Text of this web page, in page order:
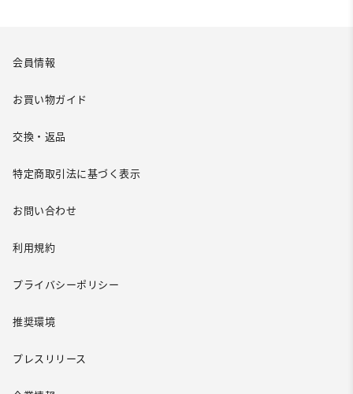
会員情報
お買い物ガイド
交換・返品
特定商取引法に基づく表示
お問い合わせ
利用規約
プライバシーポリシー
推奨環境
プレスリリース